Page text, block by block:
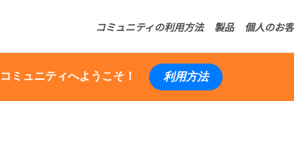
コミュニティの利用方法 製品 個人のお
ミュニティへようこそ！ 利用方法